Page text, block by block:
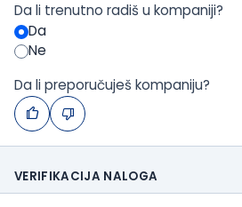
Da li trenutno radiš u kompaniji?
Da
Ne
Da li preporučuješ kompaniju?
VERIFIKACIJA NALOGA